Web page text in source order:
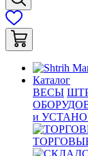
Каталог
ВЕСЫ
и